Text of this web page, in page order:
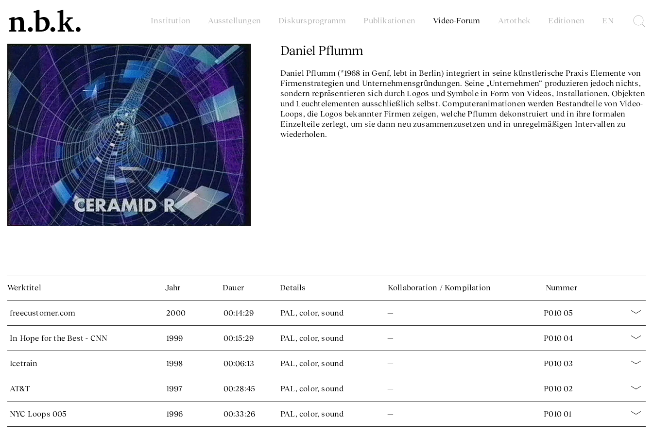
Institution Ausstellungen Diskursprogramm Publikationen Video-Forum Artothek Editionen EN
Daniel Pflumm
Daniel Pflumm (*1968 in Genf, lebt in Berlin) integriert in seine künstlerische Praxis Elemente von
Firmenstrategien und Unternehmensgründungen. Seine „Unternehmen“ produzieren jedoch nichts,
sondern repräsentieren sich durch Logos und Symbole in Form von Videos, Installationen, Objekten
und Leuchtelementen ausschließlich selbst. Computeranimationen werden Bestandteile von Video-
Loops, die Logos bekannter Firmen zeigen, welche Pflumm dekonstruiert und in ihre formalen
Einzelteile zerlegt, um sie dann neu zusammenzusetzen und in unregelmäßigen Intervallen zu
wiederholen.
Werktitel Jahr Dauer Details Kollaboration / Kompilation Nummer
freecustomer.com 2000 00:14:29 PAL, color, sound — P010 05
In Hope for the Best - CNN 1999 00:15:29 PAL, color, sound — P010 04
Icetrain 1998 00:06:13 PAL, color, sound — P010 03
AT&T 1997 00:28:45 PAL, color, sound — P010 02
NYC Loops 005 1996 00:33:26 PAL, color, sound — P010 01